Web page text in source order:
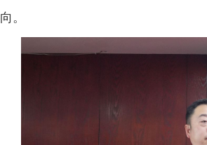
向。